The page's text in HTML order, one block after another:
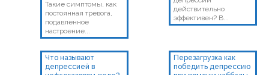
Такие симптомы, как
постоянная тревога,
подавленное
настроение...
действительно
эффективен? В...
Что называют
депрессией в
Перезагрузка как
победить депрессию